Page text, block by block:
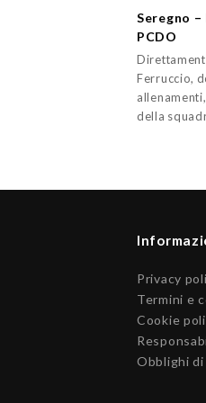
Seregno
PCDO
Ferruccio,
della
Privacy
Termini e
Cookie
Obblighi di